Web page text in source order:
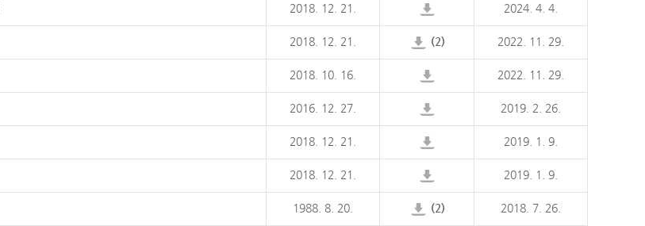
2018. 12. 21. 2024. 4. 4.
2018. 12. 21. (2) 2022. 11. 29.
2018. 10. 16. 2022. 11. 29.
2016. 12. 27. 2019. 2. 26.
2018. 12. 21. 2019. 1. 9.
2018. 12. 21. 2019. 1. 9.
1988. 8. 20. (2) 2018. 7. 26.